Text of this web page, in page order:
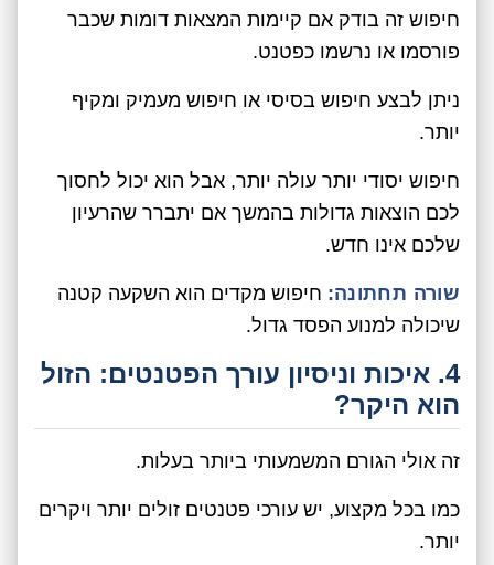
חיפוש זה בודק אם קיימות המצאות דומות שכבר
פורסמו או נרשמו כפטנט.
ניתן לבצע חיפוש בסיסי או חיפוש מעמיק ומקיף
יותר.
חיפוש יסודי יותר עולה יותר, אבל הוא יכול לחסוך
לכם הוצאות גדולות בהמשך אם יתברר שהרעיון
שלכם אינו חדש.
שורה תחתונה: חיפוש מקדים הוא השקעה קטנה
שיכולה למנוע הפסד גדול.
4. איכות וניסיון עורך הפטנטים: הזול
הוא היקר?
זה אולי הגורם המשמעותי ביותר בעלות.
כמו בכל מקצוע, יש עורכי פטנטים זולים יותר ויקרים
יותר.